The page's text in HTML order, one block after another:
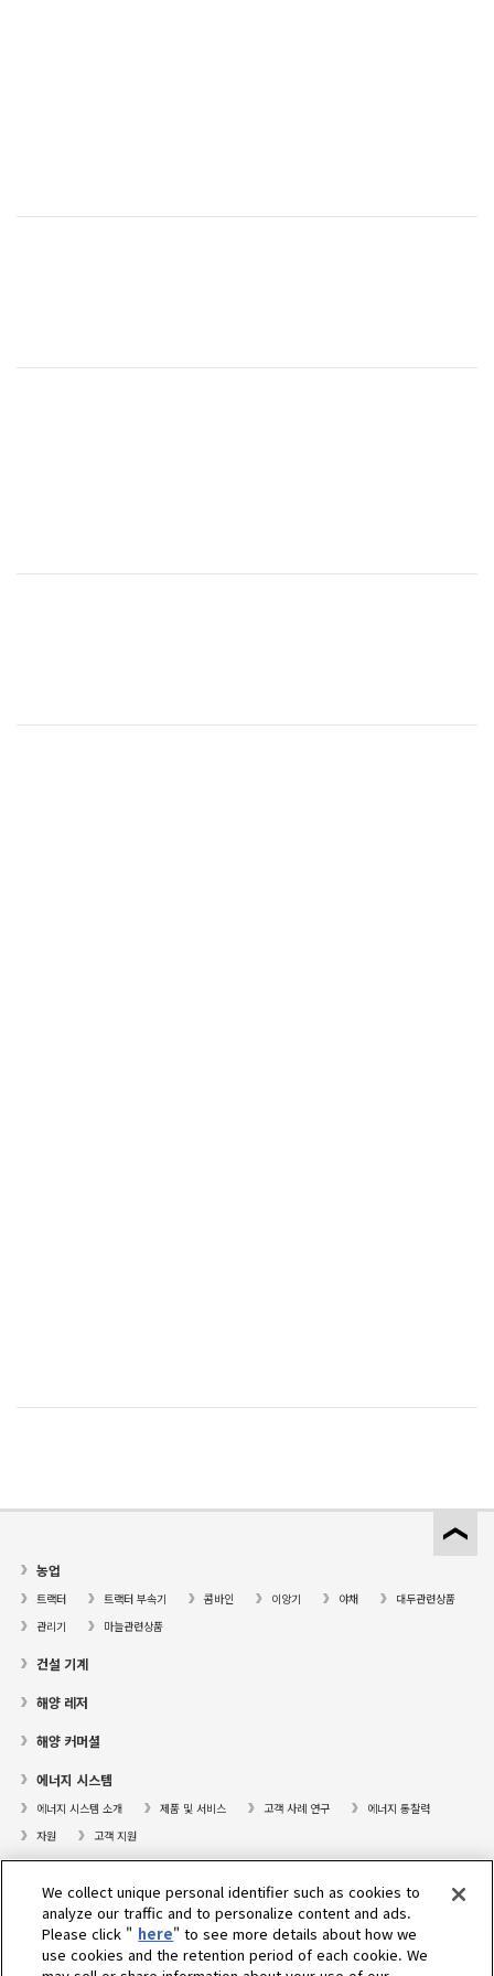
농업
트랙터 트랙터 부속기 콤바인 이앙기 야채
대두관련상품
관리기
마늘관련상품
건설 기계
해양 레저
해양 커머셜
에너지 시스템
에너지 시스템 소개 제품 및 서비스 고객 사례 연구
에너지 통찰력
자원
고객 지원
대리점검색
고객센터
We collect unique personal identifier such as cookies to
analyze our traffic and to personalize content and ads.
Please click " here" to see more details about how we
use cookies and the retention period of each cookie. We